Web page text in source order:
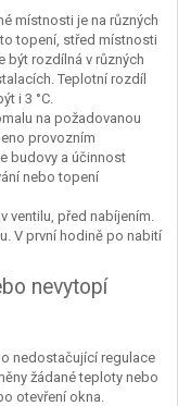
místnosti je na různých
topení, střed místnosti
být rozdílná v různých
Teplotní rozdíl
i 3 °C.
na požadovanou
provozním
budovy a účinnost
nebo topení
ventilu, před nabíjením.
V první hodině po nabití
nevytopí
nedostačující regulace
žádané teploty nebo
otevření okna.